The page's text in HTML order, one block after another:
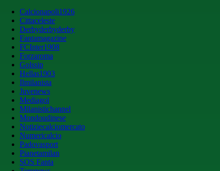
Calcionapoli1926
Cittaceleste
Derbyderbyderby
Fantamagazine
FCInter1908
Forzaroma
Golssip
Hellas1903
Ilmilanista
Juvenews
Mediagol
Milanistichannel
Mondoudinese
Notiziecalciomercato
Numericalcio
Padovasport
Pianetamilan
SOS Fanta